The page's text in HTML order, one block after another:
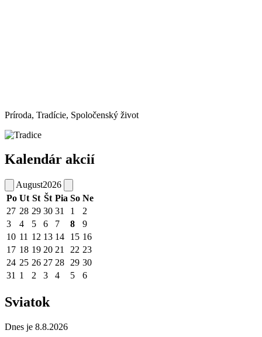
Príroda, Tradície, Spoločenský život
Kalendár akcií
August2026
Po Ut St Št Pia So Ne
27 28 29 30 31 1
2
3
4 5 6 7 8
9
10 11 12 13 14 15 16
17 18 19 20 21 22 23
24 25 26 27 28 29 30
31 1 2 3 4 5 6
Sviatok
Dnes je 8.8.2026